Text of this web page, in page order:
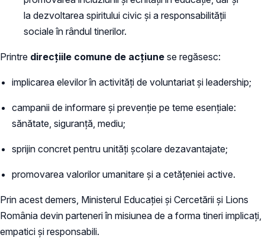
la dezvoltarea spiritului civic și a responsabilității
sociale în rândul tinerilor.
Printre direcțiile comune de acțiune se regăsesc:
implicarea elevilor în activități de voluntariat și leadership;
campanii de informare și prevenție pe teme esențiale:
sănătate, siguranță, mediu;
sprijin concret pentru unități școlare dezavantajate;
promovarea valorilor umanitare și a cetățeniei active.
Prin acest demers, Ministerul Educației și Cercetării și Lions
România devin parteneri în misiunea de a forma tineri implicați,
empatici și responsabili.